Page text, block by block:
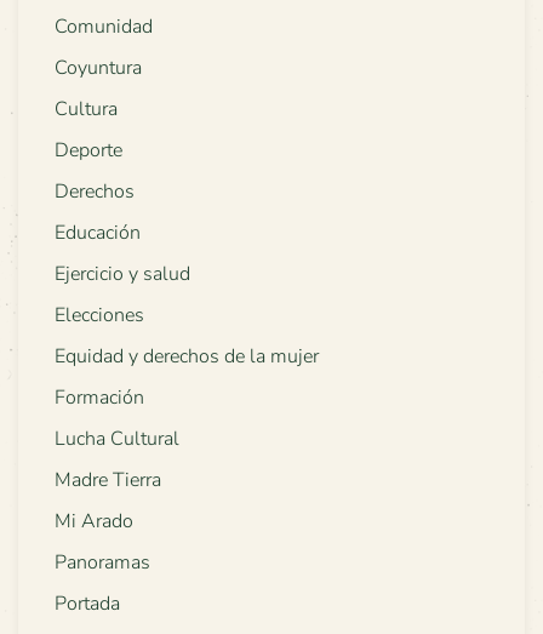
Comunidad
Coyuntura
Cultura
Deporte
Derechos
Educación
Ejercicio y salud
Elecciones
Equidad y derechos de la mujer
Formación
Lucha Cultural
Madre Tierra
Mi Arado
Panoramas
Portada